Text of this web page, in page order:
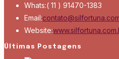
Whats:( 11 ) 91470-1383
Email:
Website:
Últimas Postagens